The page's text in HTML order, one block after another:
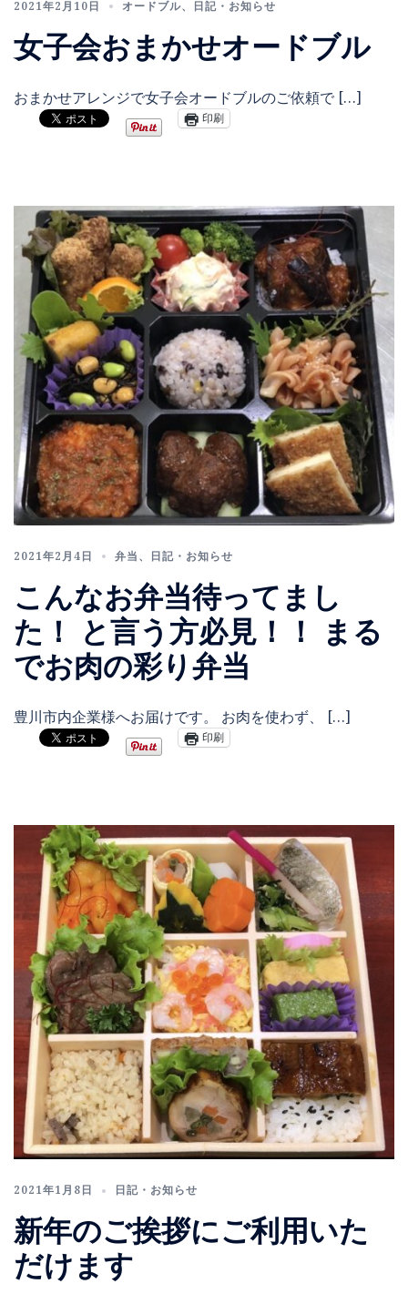
2021年2月10日 オードブル、 日記・お知らせ
女子会おまかせオードブル
おまかせアレンジで女子会オードブルのご依頼で […]
印刷
2021年2月4日 弁当、 日記・お知らせ
こんなお弁当待ってまし
た！ と言う方必見！！ まる
でお肉の彩り弁当
豊川市内企業様へお届けです。 お肉を使わず、 […]
印刷
2021年1月8日 日記・お知らせ
新年のご挨拶にご利用いた
だけます